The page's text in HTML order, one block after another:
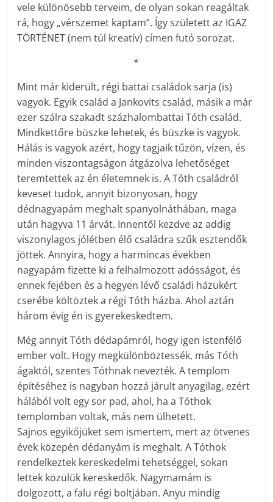
vele különösebb terveim, de olyan sokan reagáltak
rá, hogy „vérszemet kaptam”. Így született az IGAZ
TÖRTÉNET (nem túl kreatív) címen futó sorozat.
*
Mint már kiderült, régi battai családok sarja (is)
vagyok. Egyik család a Jankovits család, másik a már
ezer szálra szakadt százhalombattai Tóth család.
Mindkettőre büszke lehetek, és büszke is vagyok.
Hálás is vagyok azért, hogy tagjaik tűzön, vízen, és
minden viszontagságon átgázolva lehetőséget
teremtettek az én életemnek is. A Tóth családról
keveset tudok, annyit bizonyosan, hogy
dédnagyapám meghalt spanyolnáthában, maga
után hagyva 11 árvát. Innentől kezdve az addig
viszonylagos jólétben élő családra szűk esztendők
jöttek. Annyira, hogy a harmincas években
nagyapám fizette ki a felhalmozott adósságot, és
ennek fejében és a hegyen lévő családi házukért
cserébe költöztek a régi Tóth házba. Ahol aztán
három évig én is gyerekeskedtem.
Még annyit Tóth dédapámról, hogy igen istenfélő
ember volt. Hogy megkülönböztessék, más Tóth
ágaktól, szentes Tóthnak nevezték. A templom
építéséhez is nagyban hozzá járult anyagilag, ezért
hálából volt egy sor pad, ahol, ha a Tóthok
templomban voltak, más nem ülhetett.
Sajnos egyikőjüket sem ismertem, mert az ötvenes
évek közepén dédanyám is meghalt. A Tóthok
rendelkeztek kereskedelmi tehetséggel, sokan
lettek közülük kereskedők. Nagymamám is
dolgozott, a falu régi boltjában. Anyu mindig